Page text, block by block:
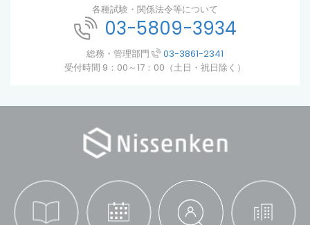
各種試験・関係法令等について
03-5809-3934
総務・管理部門
03-3861-2341
受付時間 9：00～17：00（土日・祝日除く）